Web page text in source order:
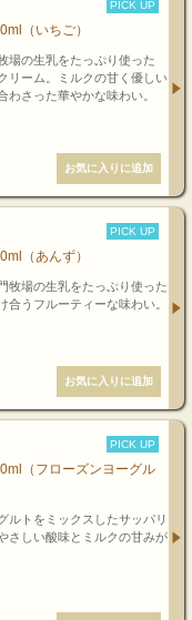
PICK UP
（いちご）
場の生乳をたっぷり使った
リーム。ミルクの甘く優しい
わさった華やかな味わい。
PICK UP
（あんず）
牧場の生乳をたっぷり使った
合うフルーティーな味わい。
PICK UP
（フローズンヨーグル
ルトをミックスしたサッパリ
さしい酸味とミルクの甘みが